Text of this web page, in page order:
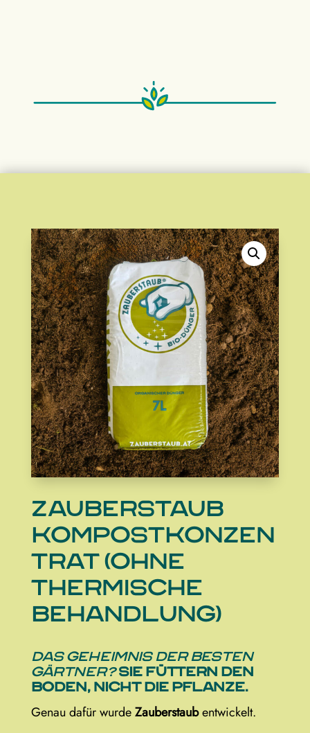
Zauberstaub
Kompostkonzen
trat (ohne
thermische
Behandlung)
Das Geheimnis der besten
Gärtner?Sie füttern den
Boden, nicht die Pflanze.
Genau dafür wurdeZauberstaubentwickelt.